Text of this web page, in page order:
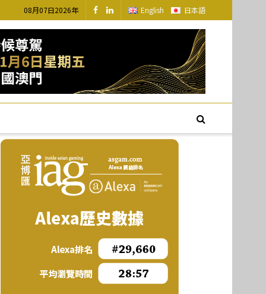
08月07日2026年 English 日本語